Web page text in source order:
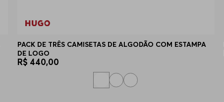
PACK DE TRÊS CAMISETAS DE ALGODÃO COM ESTAMPA
DE LOGO
R$ 440,00